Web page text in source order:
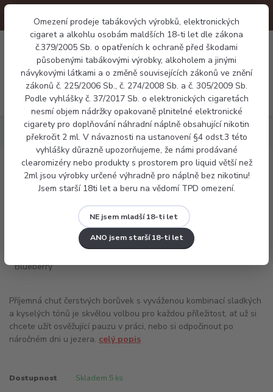
Omezení prodeje tabákových výrobků, elektronických
cigaret a alkohlu osobám maldších 18-ti let dle zákona
č.379/2005 Sb. o opatřeních k ochraně před škodami
působenými tabákovými výrobky, alkoholem a jinými
návykovými látkami a o změně souvisejících zákonů ve znění
zákonů č. 225/2006 Sb., č. 274/2008 Sb. a č. 305/2009 Sb.
Podle vyhlášky č. 37/2017 Sb. o elektronických cigaretách
nesmí objem nádržky opakovaně plnitelné elektronické
cigarety pro doplňování náhradní náplně obsahující nikotin
překročit 2 ml. V návaznosti na ustanovení §4 odst.3 této
vyhlášky důrazně upozorňujeme, že námi prodávané
clearomizéry nebo produkty s prostorem pro liquid větší než
2ml jsou výrobky určené výhradně pro náplně bez nikotinu!
Jsem starší 18ti let a beru na vědomí TPD omezení.
NE jsem mladší 18-ti let
ANO jsem starší 18-ti let
Menu
0 Kč
Náplně X4 salt - Blueberry
X4 salt - Blueberry
Příjemná chuť čerstvých borůvek s vyváženou kombinací sladkých
a kyselých tónů je skvělou volbou pro každou příležitost, ať už si
chcete užít osvěžující pauzu v práci, nebo si odpočinout po
náročném dni u jezera. celý popis
Dostupnost Skladem 5 ks